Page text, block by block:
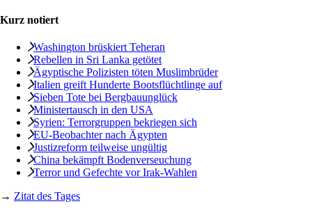
Kurz notiert
Washington brüskiert Teheran
Rebellen in Sri Lanka getötet
Ägyptische Polizisten töten Muslimbrüder
Italien greift Hunderte Bootsflüchtlinge auf
Sieben Tote bei Bergbauunglück
Ministertausch in den USA
Syrien: Terrorgruppen bekriegen sich
EU-Beobachter nach Ägypten
Justizreform teilweise ungültig
China bekämpft Bodenverseuchung
Terror und Gefechte vor Irak-Wahlen
→ Zitat des Tages